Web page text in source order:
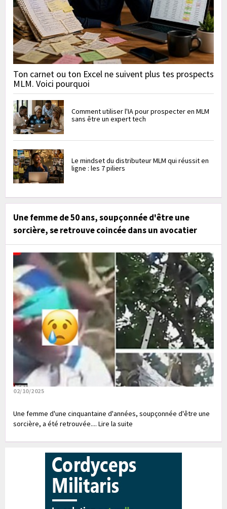
Ton carnet ou ton Excel ne suivent plus tes prospects
MLM. Voici pourquoi
Comment utiliser l'IA pour prospecter en MLM
sans être un expert tech
Le mindset du distributeur MLM qui réussit en
ligne : les 7 piliers
Une femme de 50 ans, soupçonnée d'être une
sorcière, se retrouve coincée dans un avocatier
02/10/2025
Une femme d'une cinquantaine d'années, soupçonnée d'être une
sorcière, a été retrouvée.... Lire la suite